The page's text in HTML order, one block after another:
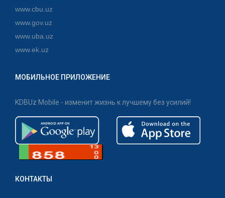
www.cbu.uz
www.gov.uz
www.uba.uz
www.ek.uz
МОБИЛЬНОЕ ПРИЛОЖЕНИЕ
KDBUz Mobile - изменит жизнь к лучшему без усилий!
КОНТАКТЫ